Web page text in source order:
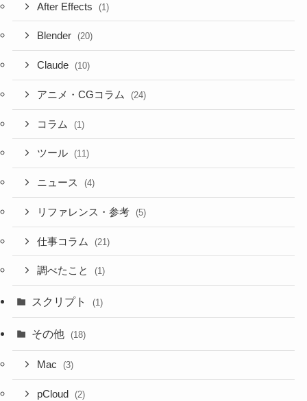
After Effects (1)
Blender (20)
Claude (10)
アニメ・CGコラム (24)
コラム (1)
ツール (11)
ニュース (4)
リファレンス・参考 (5)
仕事コラム (21)
調べたこと (1)
スクリプト (1)
その他 (18)
Mac (3)
pCloud (2)